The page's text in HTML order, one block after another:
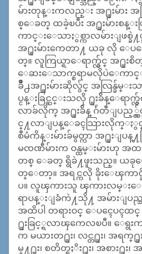
မ်ားတုန္းကလည္း အ႐ူးမ်ား အ
စ္ေခတ္ ထခဲ့ၿပီး အ႐ူးမ်ားစန္
ကာင္းေသာႏွစ္ကာလမ်ားျဖစ္
အ႐ူးမ်ားကေတာ႔ ယခု လို ေပၚ
တ္။ လူကြယ္ရာေရာက္လွ်င္ အ႐ူး
ေဆးေသာက္စရာမလိုပဲေကာ
ခ်ိဳ႕အ႐ူးမ်ားဆိုလွ်င္ အလြန္ခ်မ္း
ပ္ငန္းခြင္ဆင္းသလို ႐ူးခ်ိန္ေရ
လာခ်လိုက္ အ႐ူးခ်ိန္ ဂ်ဴတီျပည့္လွ်
င္႔လာျပန္ေခၚသြားလိုက္ႏွင္
စီမံကိန္းမ်ားခ်မွတ္ကာ အ႐ူးျပန္
မၸဏီမ်ားက ဝန္ထမ္းမ်ားဟု အ
တစ္ ေခတ္ ရွိခဲ႔ဖူးသည္။ ယခု
တ္ေတာ့။ အရင္ကလို ခိုးေၾကာ
ပ။ လူၾကားသူ ၾကားလမ္းေ
ရာပန္းျခံကဲ႔သို႔ အမ်ားျပ
အထိပါ တရားဝင္ ေပၚေပၚထ
႐ူးခြင့္ရလာၾကေလၿပီ။ ေရွ
က မယားတ႐ူး၊ လင္တ႐ူး၊ အရက္႐ူး
မ္႔႐ူး၊ စတိတ္ရႈိး႐ူး၊ အစား႐ူး